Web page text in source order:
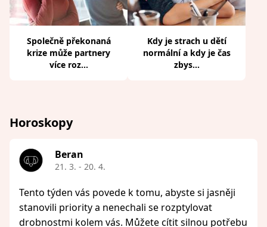
Společně překonaná
krize může partnery
více roz...
Kdy je strach u dětí
normální a kdy je čas
zbys...
Horoskopy
Beran
21. 3. - 20. 4.
Tento týden vás povede k tomu, abyste si jasněji
stanovili priority a nenechali se rozptylovat
drobnostmi kolem vás. Můžete cítit silnou potřebu